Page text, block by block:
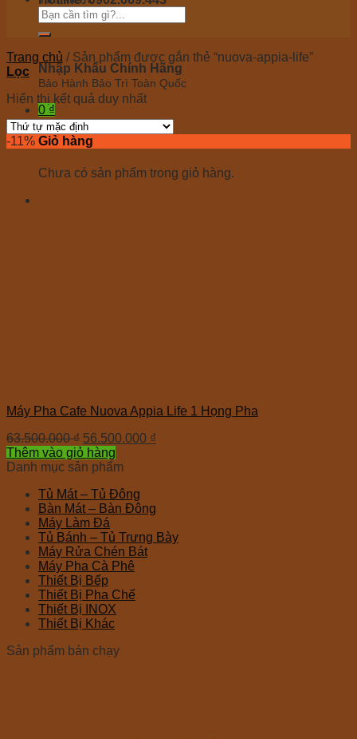
Tư vấn 24/7 miễn phí
Nhập Khẩu Chính Hãng
Bảo Hành Bảo Trì Toàn Quốc
0 ₫
Giỏ hàng
Chưa có sản phẩm trong giỏ hàng.
Trang chủ /Sản phẩm được gắn thẻ “nuova-appia-life”
Lọc
Hiển thị kết quả duy nhất
-11%
Máy Pha Cafe Nuova Appia Life 1 Họng Pha
63.500.000₫ 56.500.000 ₫
Thêm vào giỏ hàng
Danh mục sản phẩm
Tủ Mát – Tủ Đông
Bàn Mát – Bàn Đông
Máy Làm Đá
Tủ Bánh – Tủ Trưng Bày
Máy Rửa Chén Bát
Máy Pha Cà Phê
Thiết Bị Bếp
Thiết Bị Pha Chế
Thiết Bị INOX
Thiết Bị Khác
Sản phẩm bán chạy